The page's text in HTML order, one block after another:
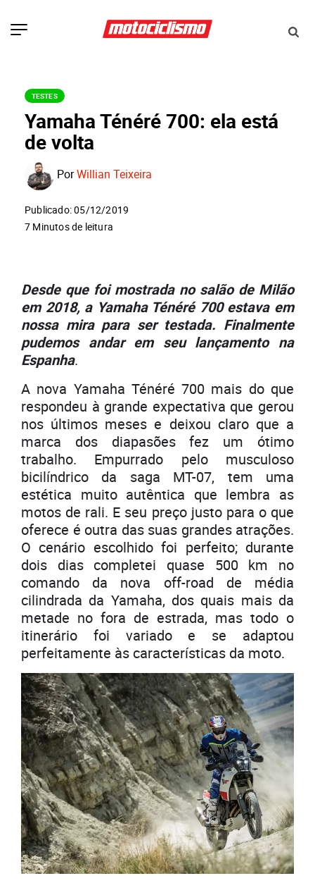
TESTES
Yamaha Ténéré 700: ela está
de volta
PorWillian Teixeira
Publicado: 05/12/2019
7 Minutos de leitura
Desde que foi mostrada no salão de Milão
em 2018, a Yamaha Ténéré 700 estava em
nossa mira para ser testada. Finalmente
pudemos andar em seu lançamento na
Espanha.
A nova Yamaha Ténéré 700 mais do que
respondeu à grande expectativa que gerou
nos últimos meses e deixou claro que a
marca dos diapasões fez um ótimo
trabalho. Empurrado pelo musculoso
bicilíndrico da saga MT-07, tem uma
estética muito autêntica que lembra as
motos de rali. E seu preço justo para o que
oferece é outra das suas grandes atrações.
O cenário escolhido foi perfeito; durante
dois dias completei quase 500 km no
comando da nova off-road de média
cilindrada da Yamaha, dos quais mais da
metade no fora de estrada, mas todo o
itinerário foi variado e se adaptou
perfeitamente às características da moto.